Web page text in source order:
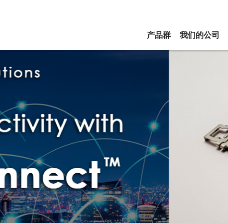
产品群 我们的公司